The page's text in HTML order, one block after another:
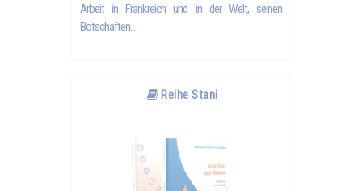
Arbeit in Frankreich und in der Welt, seinen
Botschaften...
Reihe Stani